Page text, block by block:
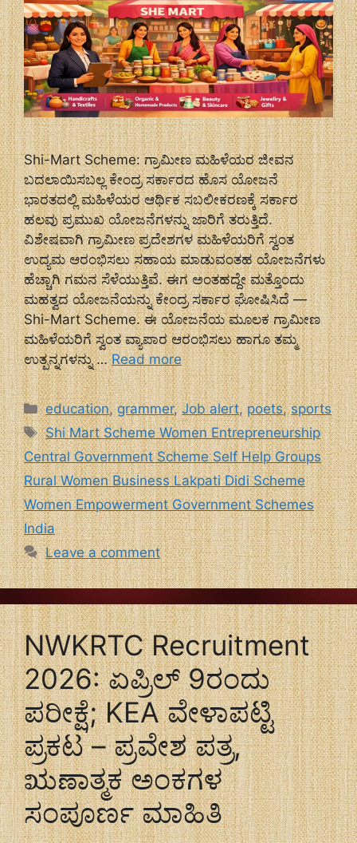
Shi-Mart Scheme: ಗ್ರಾಮೀಣ ಮಹಿಳೆಯರ ಜೀವನ
ಬದಲಾಯಿಸಬಲ್ಲ ಕೇಂದ್ರ ಸರ್ಕಾರದ ಹೊಸ ಯೋಜನೆ
ಭಾರತದಲ್ಲಿ ಮಹಿಳೆಯರ ಆರ್ಥಿಕ ಸಬಲೀಕರಣಕ್ಕೆ ಸರ್ಕಾರ
ಹಲವು ಪ್ರಮುಖ ಯೋಜನೆಗಳನ್ನು ಜಾರಿಗೆ ತರುತ್ತಿದೆ.
ವಿಶೇಷವಾಗಿ ಗ್ರಾಮೀಣ ಪ್ರದೇಶಗಳ ಮಹಿಳೆಯರಿಗೆ ಸ್ವಂತ
ಉದ್ಯಮ ಆರಂಭಿಸಲು ಸಹಾಯ ಮಾಡುವಂತಹ ಯೋಜನೆಗಳು
ಹೆಚ್ಚಾಗಿ ಗಮನ ಸೆಳೆಯುತ್ತಿವೆ. ಈಗ ಅಂತಹದ್ದೇ ಮತ್ತೊಂದು
ಮಹತ್ವದ ಯೋಜನೆಯನ್ನು ಕೇಂದ್ರ ಸರ್ಕಾರ ಘೋಷಿಸಿದೆ —
Shi-Mart Scheme. ಈ ಯೋಜನೆಯ ಮೂಲಕ ಗ್ರಾಮೀಣ
ಮಹಿಳೆಯರಿಗೆ ಸ್ವಂತ ವ್ಯಾಪಾರ ಆರಂಭಿಸಲು ಹಾಗೂ ತಮ್ಮ
ಉತ್ಪನ್ನಗಳನ್ನು …Read more
Categories
education,grammer,Job alert,poets,sports
Tags
Shi Mart Scheme Women Entrepreneurship
Central Government Scheme Self Help Groups
Rural Women Business Lakpati Didi Scheme
Women Empowerment Government Schemes
India
Leave a comment
NWKRTC Recruitment
2026: ಏಪ್ರಿಲ್ 9ರಂದು
ಪರೀಕ್ಷೆ; KEA ವೇಳಾಪಟ್ಟಿ
ಪ್ರಕಟ – ಪ್ರವೇಶ ಪತ್ರ,
ಋಣಾತ್ಮಕ ಅಂಕಗಳ
ಸಂಪೂರ್ಣ ಮಾಹಿತಿ